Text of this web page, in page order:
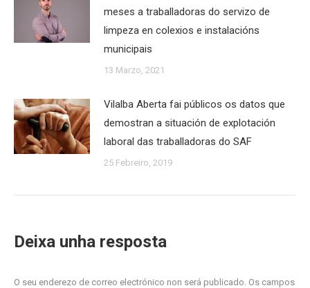
meses a traballadoras do servizo de
limpeza en colexios e instalacións
municipais
13 Marzo, 2021
Vilalba Aberta fai públicos os datos que
demostran a situación de explotación
laboral das traballadoras do SAF
25 Febreiro, 2019
Deixa unha resposta
O seu enderezo de correo electrónico non será publicado. Os campos